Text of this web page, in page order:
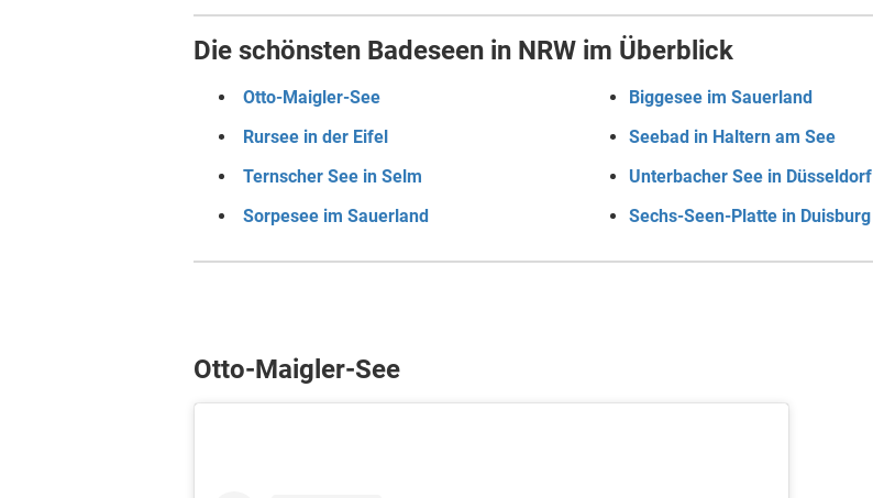
Die schönsten Badeseen in NRW im Überblick
Otto-Maigler-See
Rursee in der Eifel
Ternscher See in Selm
Sorpesee im Sauerland
Biggesee im Sauerland
Seebad in Haltern am See
Unterbacher See in Düsseldorf
Sechs-Seen-Platte in Duisburg
Otto-Maigler-See